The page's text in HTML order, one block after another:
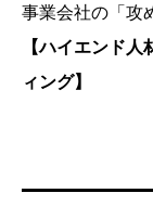
事業会社の「攻
【ハイエンド
ィング】